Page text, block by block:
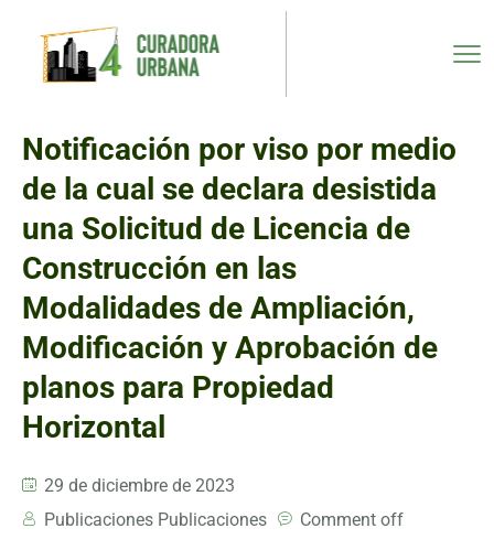
Notificación por viso por medio
de la cual se declara desistida
una Solicitud de Licencia de
Construcción en las
Modalidades de Ampliación,
Modificación y Aprobación de
planos para Propiedad
Horizontal
29 de diciembre de 2023
Publicaciones Publicaciones
Comment off